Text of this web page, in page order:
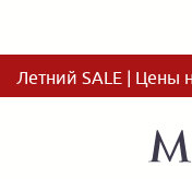
Летний SALE | Цены